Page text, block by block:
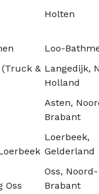
Holten
Loo-
(Truck & Langedijk,
Holland
Asten,
Brabant
Loerbeek,
Gelderland
Oss
Oss, Noord-
Brabant